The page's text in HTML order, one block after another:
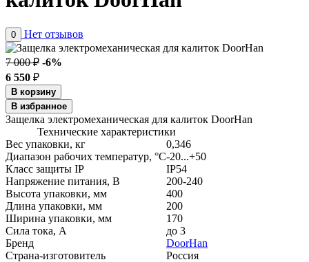
0 Нет отзывов
7 000 ₽ -6%
6 550 ₽
В корзину
В избранное
Защелка электромеханическая для калиток DoorHan
Технические характеристики
Вес упаковки, кг
0,346
Диапазон рабочих температур, °С-20...+50
Класс защиты IP
IP54
Напряжение питания, В
200-240
Высота упаковки, мм
400
Длина упаковки, мм
200
Ширина упаковки, мм
170
Сила тока, А
до 3
Бренд
DoorHan
Страна-изготовитель
Россия